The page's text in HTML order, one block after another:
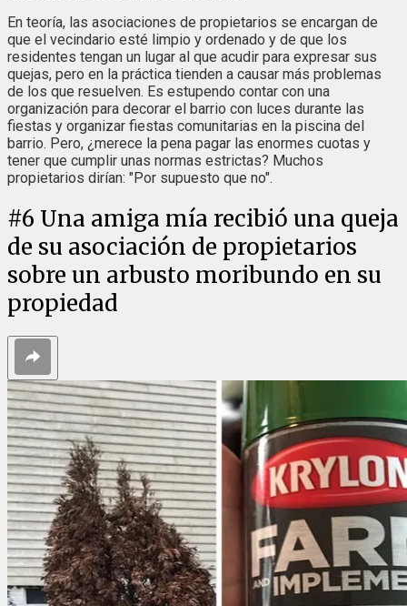
En teoría, las asociaciones de propietarios se encargan de
que el vecindario esté limpio y ordenado y de que los
residentes tengan un lugar al que acudir para expresar sus
quejas, pero en la práctica tienden a causar más problemas
de los que resuelven. Es estupendo contar con una
organización para decorar el barrio con luces durante las
fiestas y organizar fiestas comunitarias en la piscina del
barrio. Pero, ¿merece la pena pagar las enormes cuotas y
tener que cumplir unas normas estrictas? Muchos
propietarios dirían: "Por supuesto que no".
#6 Una amiga mía recibió una queja
de su asociación de propietarios
sobre un arbusto moribundo en su
propiedad